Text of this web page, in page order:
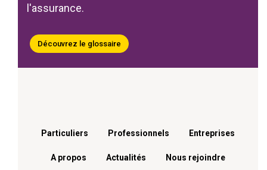
l'assurance.
Découvrez le glossaire
Menu footer
Particuliers Professionnels Entreprises
A propos Actualités Nous rejoindre